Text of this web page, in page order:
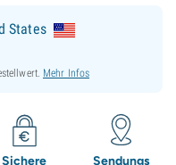
States
Mehr Infos
Sichere
Sendungs